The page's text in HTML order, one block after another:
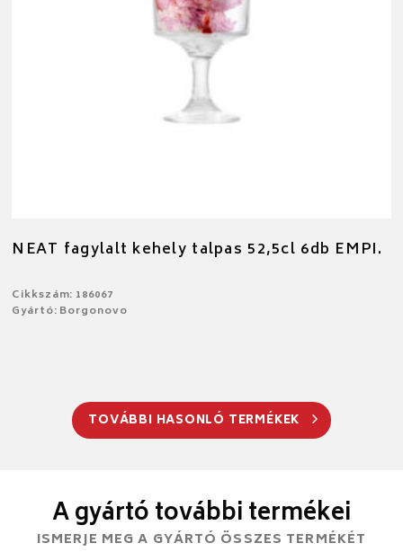
NEAT fagylalt kehely talpas 52,5cl 6db EMPI.
Cikkszám: 186067
Gyártó: Borgonovo
TOVÁBBI HASONLÓ TERMÉKEK
A gyártó további termékei
ISMERJE MEG A GYÁRTÓ ÖSSZES TERMÉKÉT